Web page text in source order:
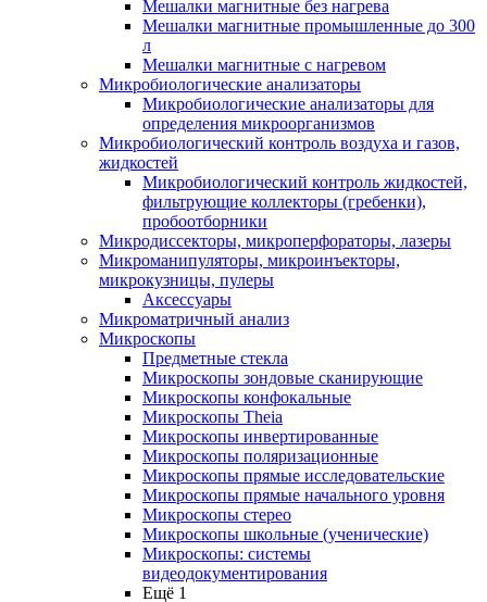
Мешалки магнитные без нагрева
Мешалки магнитные промышленные до 300
л
Мешалки магнитные с нагревом
Микробиологические анализаторы
Микробиологические анализаторы для
определения микроорганизмов
Микробиологический контроль воздуха и газов,
жидкостей
Микробиологический контроль жидкостей,
фильтрующие коллекторы (гребенки),
пробоотборники
Микродиссекторы, микроперфораторы, лазеры
Микроманипуляторы, микроинъекторы,
микрокузницы, пулеры
Аксессуары
Микроматричный анализ
Микроскопы
Предметные стекла
Микроскопы зондовые сканирующие
Микроскопы конфокальные
Микроскопы Theia
Микроскопы инвертированные
Микроскопы поляризационные
Микроскопы прямые исследовательские
Микроскопы прямые начального уровня
Микроскопы стерео
Микроскопы школьные (ученические)
Микроскопы: системы
видеодокументирования
Ещё 1